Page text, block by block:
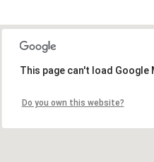
This page can't load Google
Do you own this website?